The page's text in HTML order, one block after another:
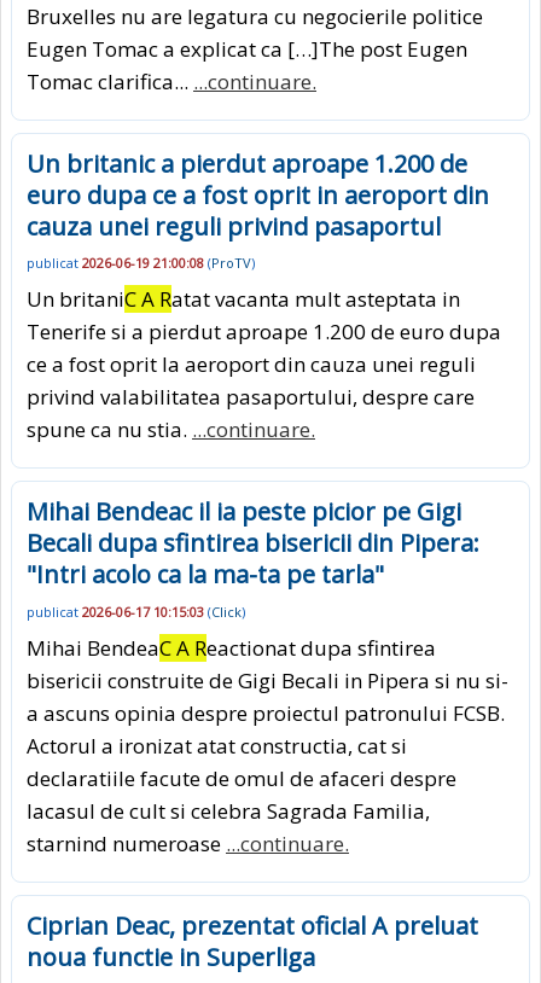
Bruxelles nu are legatura cu negocierile politice
Eugen Tomac a explicat ca […]The post Eugen
Tomac clarifica... ...continuare.
Un britanic a pierdut aproape 1.200 de
euro dupa ce a fost oprit in aeroport din
cauza unei reguli privind pasaportul
publicat 2026-06-19 21:00:08 (ProTV)
Un britaniC A Ratat vacanta mult asteptata in
Tenerife si a pierdut aproape 1.200 de euro dupa
ce a fost oprit la aeroport din cauza unei reguli
privind valabilitatea pasaportului, despre care
spune ca nu stia. ...continuare.
Mihai Bendeac il ia peste picior pe Gigi
Becali dupa sfintirea bisericii din Pipera:
"Intri acolo ca la ma-ta pe tarla"
publicat 2026-06-17 10:15:03 (Click)
Mihai BendeaC A Reactionat dupa sfintirea
bisericii construite de Gigi Becali in Pipera si nu si-
a ascuns opinia despre proiectul patronului FCSB.
Actorul a ironizat atat constructia, cat si
declaratiile facute de omul de afaceri despre
lacasul de cult si celebra Sagrada Familia,
starnind numeroase ...continuare.
Ciprian Deac, prezentat oficial A preluat
noua functie in Superliga